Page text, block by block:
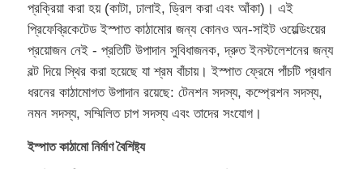
প্রিফ্যাব্রিকেটেড ইস্পাত কাঠামো
ইস্পাত কাঠামোর গুদাম
ইস্পাত কাঠামো কর্মশালা
প্রক্রিয়া করা হয় (কাটা, ঢালাই, ড্রিল করা এবং আঁকা)। এই
প্রিফেব্রিকেটেড ইস্পাত কাঠামোর জন্য কোনও অন-সাইট ওয়েল্ডিংয়ের
প্রয়োজন নেই - প্রতিটি উপাদান সুবিধাজনক, দ্রুত ইনস্টলেশনের জন্য
বল্ট দিয়ে স্থির করা হয়েছে যা শ্রম বাঁচায়। ইস্পাত ফ্রেমে পাঁচটি প্রধান
ধরনের কাঠামোগত উপাদান রয়েছে: টেনশন সদস্য, কম্প্রেশন সদস্য,
নমন সদস্য, সম্মিলিত চাপ সদস্য এবং তাদের সংযোগ।
ইস্পাত কাঠামো নির্মাণ বৈশিষ্ট্য